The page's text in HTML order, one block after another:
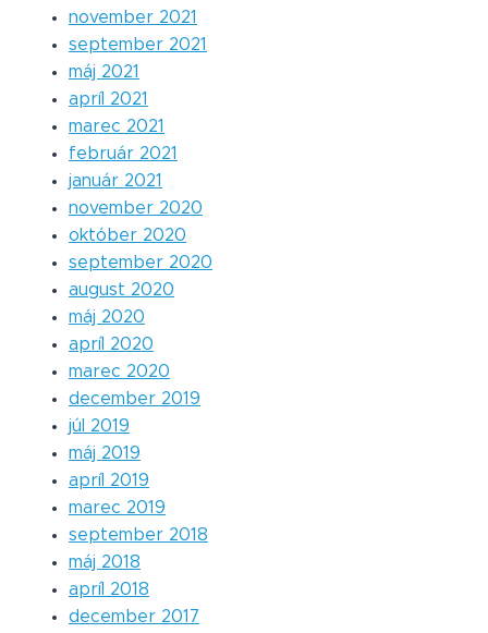
november 2021
september 2021
máj 2021
apríl 2021
marec 2021
február 2021
január 2021
november 2020
október 2020
september 2020
august 2020
máj 2020
apríl 2020
marec 2020
december 2019
júl 2019
máj 2019
apríl 2019
marec 2019
september 2018
máj 2018
apríl 2018
december 2017